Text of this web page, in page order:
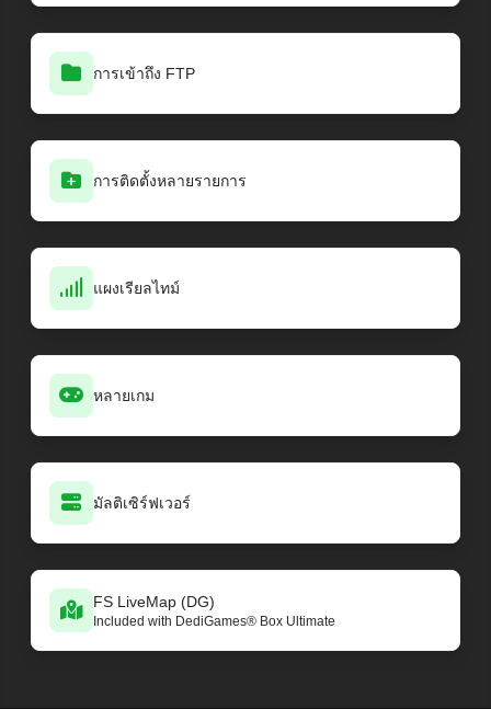
การเข้าถึง FTP
การติดตั้งหลายรายการ
แผงเรียลไทม์
หลายเกม
มัลติเซิร์ฟเวอร์
FS LiveMap (DG)
Included with DediGames® Box Ultimate